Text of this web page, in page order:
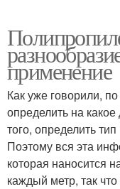
применение
Как уже говорили,
определить на
того, определить
Поэтому вся эта
которая наносится
каждый метр, так